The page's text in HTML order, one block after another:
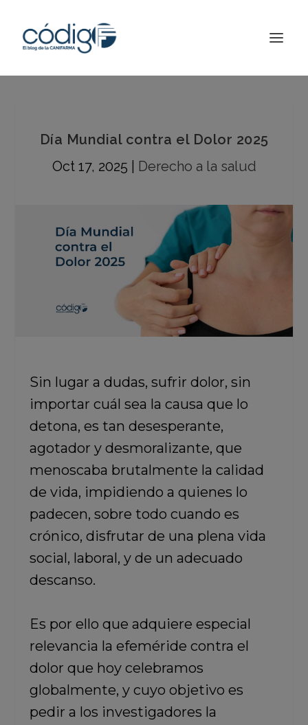
Día Mundial contra el Dolor 2025
Oct 17, 2025
Derecho a la salud
Sin lugar a dudas, sufrir dolor, sin
importar cuál sea la causa que lo
detona, es tan desesperante,
agotador y desmoralizante, que
menoscaba brutalmente la calidad
de vida, impidiendo a quienes lo
padecen, sobre todo cuando es
crónico, disfrutar de una plena vida
social, laboral, y de un adecuado
descanso.
Es por ello que adquiere especial
relevancia la efeméride contra el
dolor que hoy celebramos
globalmente, y cuyo objetivo es
pedir a los investigadores la